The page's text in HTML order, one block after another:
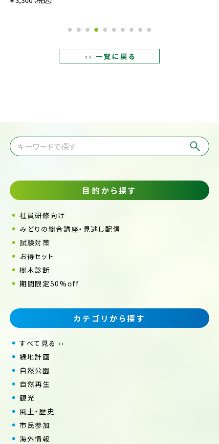
目的から探す
社員研修向け
みどりの総合講座・見逃し配信
試験対策
お得セット
樹木診断
期間限定50%off
カテゴリから探す
すべて見る ››
緑地計画
自然公園
自然再生
観光
風土・歴史
市民参加
海外情報
‹‹ 一覧に戻る